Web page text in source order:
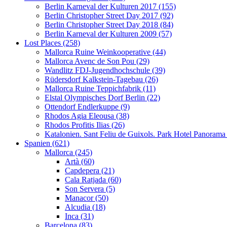
Berlin Karneval der Kulturen 2017 (155)
Berlin Christopher Street Day 2017 (92)
Berlin Christopher Street Day 2018 (84)
Berlin Karneval der Kulturen 2009 (57)
Lost Places (258)
Mallorca Ruine Weinkooperative (44)
Mallorca Avenc de Son Pou (29)
Wandlitz FDJ-Jugendhochschule (39)
Rüdersdorf Kalkstein-Tagebau (26)
Mallorca Ruine Teppichfabrik (11)
Elstal Olympisches Dorf Berlin (22)
Ottendorf Endlerkuppe (9)
Rhodos Agia Eleousa (38)
Rhodos Profitis Ilias (26)
Katalonien. Sant Feliu de Guixols. Park Hotel
Spanien (621)
Mallorca (245)
Artà (60)
Capdepera (21)
Cala Ratjada (60)
Son Servera (5)
Manacor (50)
Alcudia (18)
Inca (31)
Barcelona (83)